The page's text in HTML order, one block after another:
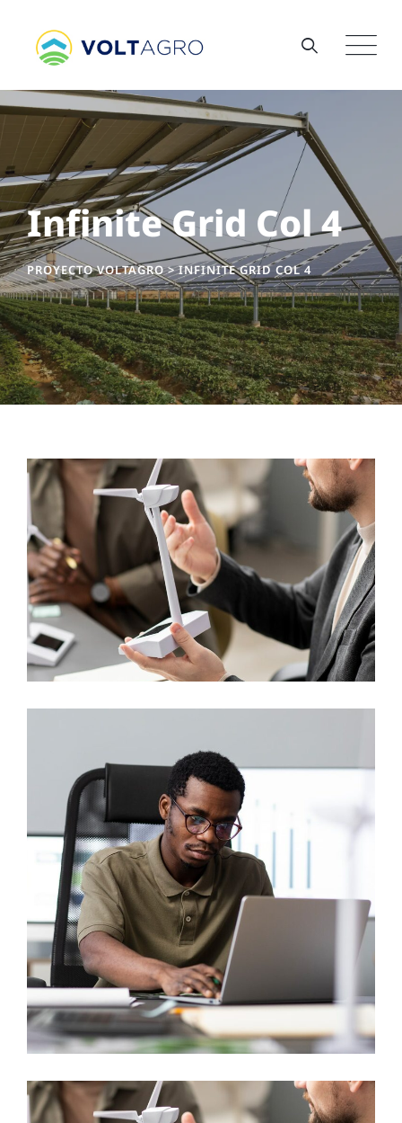
Infinite Grid Col 4
PROYECTO VOLTAGRO>INFINITE GRID COL 4